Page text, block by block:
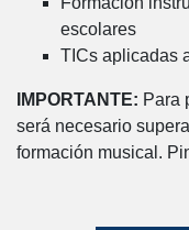
escolares
TICs aplicadas
IMPORTANTE: Para
será necesario
formación musical.